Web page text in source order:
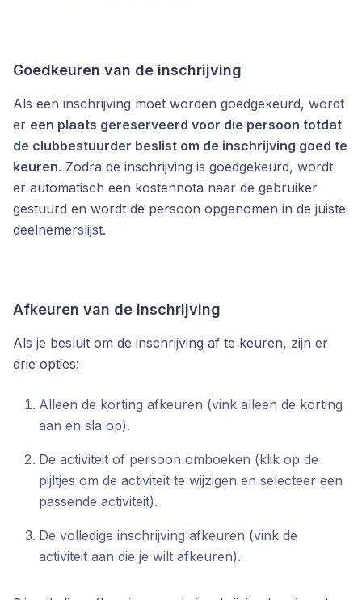
Goedkeuren van de inschrijving
Als een inschrijving moet worden goedgekeurd, wordt
er een plaats gereserveerd voor die persoon totdat
de clubbestuurder beslist om de inschrijving goed te
keuren. Zodra de inschrijving is goedgekeurd, wordt
er automatisch een kostennota naar de gebruiker
gestuurd en wordt de persoon opgenomen in de juiste
deelnemerslijst.
Afkeuren van de inschrijving
Als je besluit om de inschrijving af te keuren, zijn er
drie opties:
Alleen de korting afkeuren (vink alleen de korting
aan en sla op).
De activiteit of persoon omboeken (klik op de
pijltjes om de activiteit te wijzigen en selecteer een
passende activiteit).
De volledige inschrijving afkeuren (vink de
activiteit aan die je wilt afkeuren).